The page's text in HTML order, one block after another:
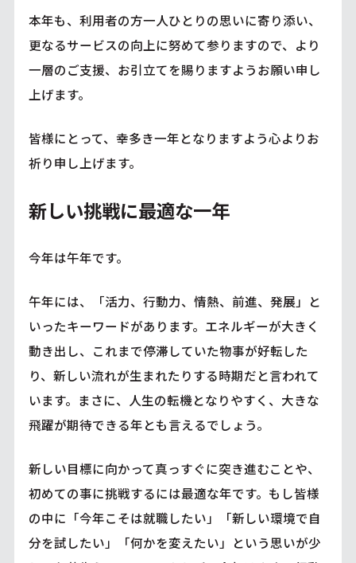
本年も、利用者の方一人ひとりの思いに寄り添い、
更なるサービスの向上に努めて参りますので、より
一層のご支援、お引立てを賜りますようお願い申し
上げます。
皆様にとって、幸多き一年となりますよう心よりお
祈り申し上げます。
新しい挑戦に最適な一年
今年は午年です。
午年には、「活力、行動力、情熱、前進、発展」と
いったキーワードがあります。エネルギーが大きく
動き出し、これまで停滞していた物事が好転した
り、新しい流れが生まれたりする時期だと言われて
います。まさに、人生の転機となりやすく、大きな
飛躍が期待できる年とも言えるでしょう。
新しい目標に向かって真っすぐに突き進むことや、
初めての事に挑戦するには最適な年です。もし皆様
の中に「今年こそは就職したい」「新しい環境で自
分を試したい」「何かを変えたい」という思いが少